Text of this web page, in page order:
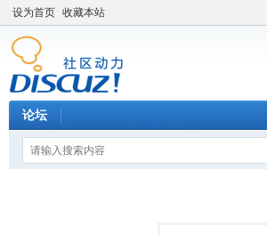
设为首页 收藏本站
论坛